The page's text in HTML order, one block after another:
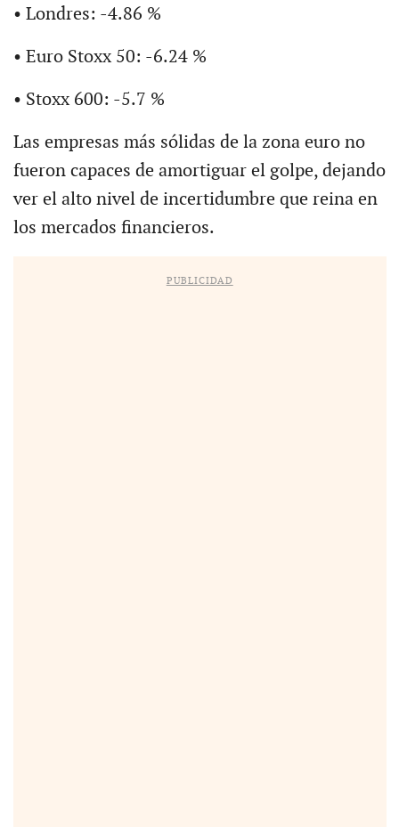
• Londres: -4.86 %
• Euro Stoxx 50: -6.24 %
• Stoxx 600: -5.7 %
Las empresas más sólidas de la zona euro no
fueron capaces de amortiguar el golpe, dejando
ver el alto nivel de incertidumbre que reina en
los mercados financieros.
PUBLICIDAD